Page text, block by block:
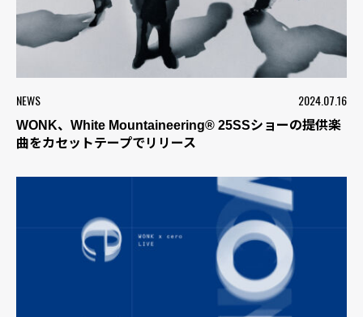
NEWS 2024.07.16
WONK、White Mountaineering®︎ 25SSショーの提供楽
曲をカセットテープでリリース